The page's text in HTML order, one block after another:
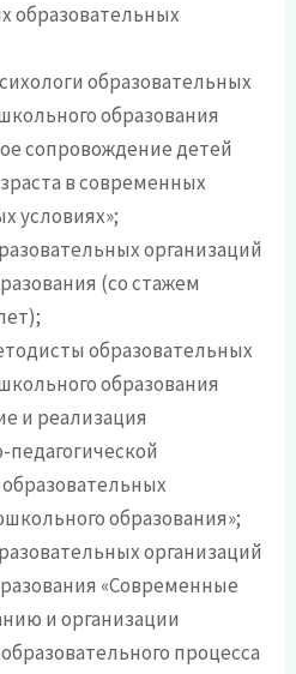
образовательных
образовательных
образования
сопровождение детей
в современных
условиях»;
организаций
(со стажем
образовательных
образования
и реализация
образования»;
организаций
«Современные
и организации
процесса